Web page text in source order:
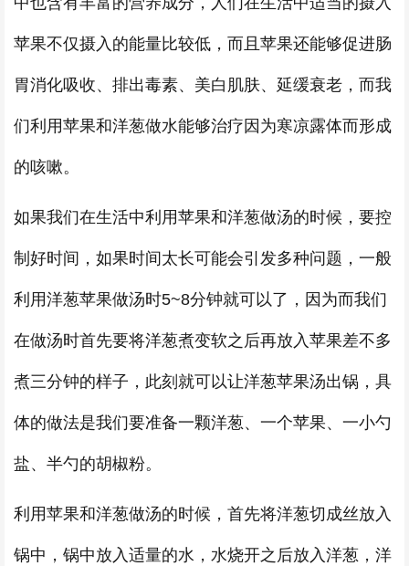
苹果不仅摄入的能量比较低，而且苹果还能够促进肠
胃消化吸收、排出毒素、美白肌肤、延缓衰老，而我
们利用苹果和洋葱做水能够治疗因为寒凉露体而形成
的咳嗽。
如果我们在生活中利用苹果和洋葱做汤的时候，要控
制好时间，如果时间太长可能会引发多种问题，一般
利用洋葱苹果做汤时5~8分钟就可以了，因为而我们
在做汤时首先要将洋葱煮变软之后再放入苹果差不多
煮三分钟的样子，此刻就可以让洋葱苹果汤出锅，具
体的做法是我们要准备一颗洋葱、一个苹果、一小勺
盐、半勺的胡椒粉。
利用苹果和洋葱做汤的时候，首先将洋葱切成丝放入
锅中，锅中放入适量的水，水烧开之后放入洋葱，洋